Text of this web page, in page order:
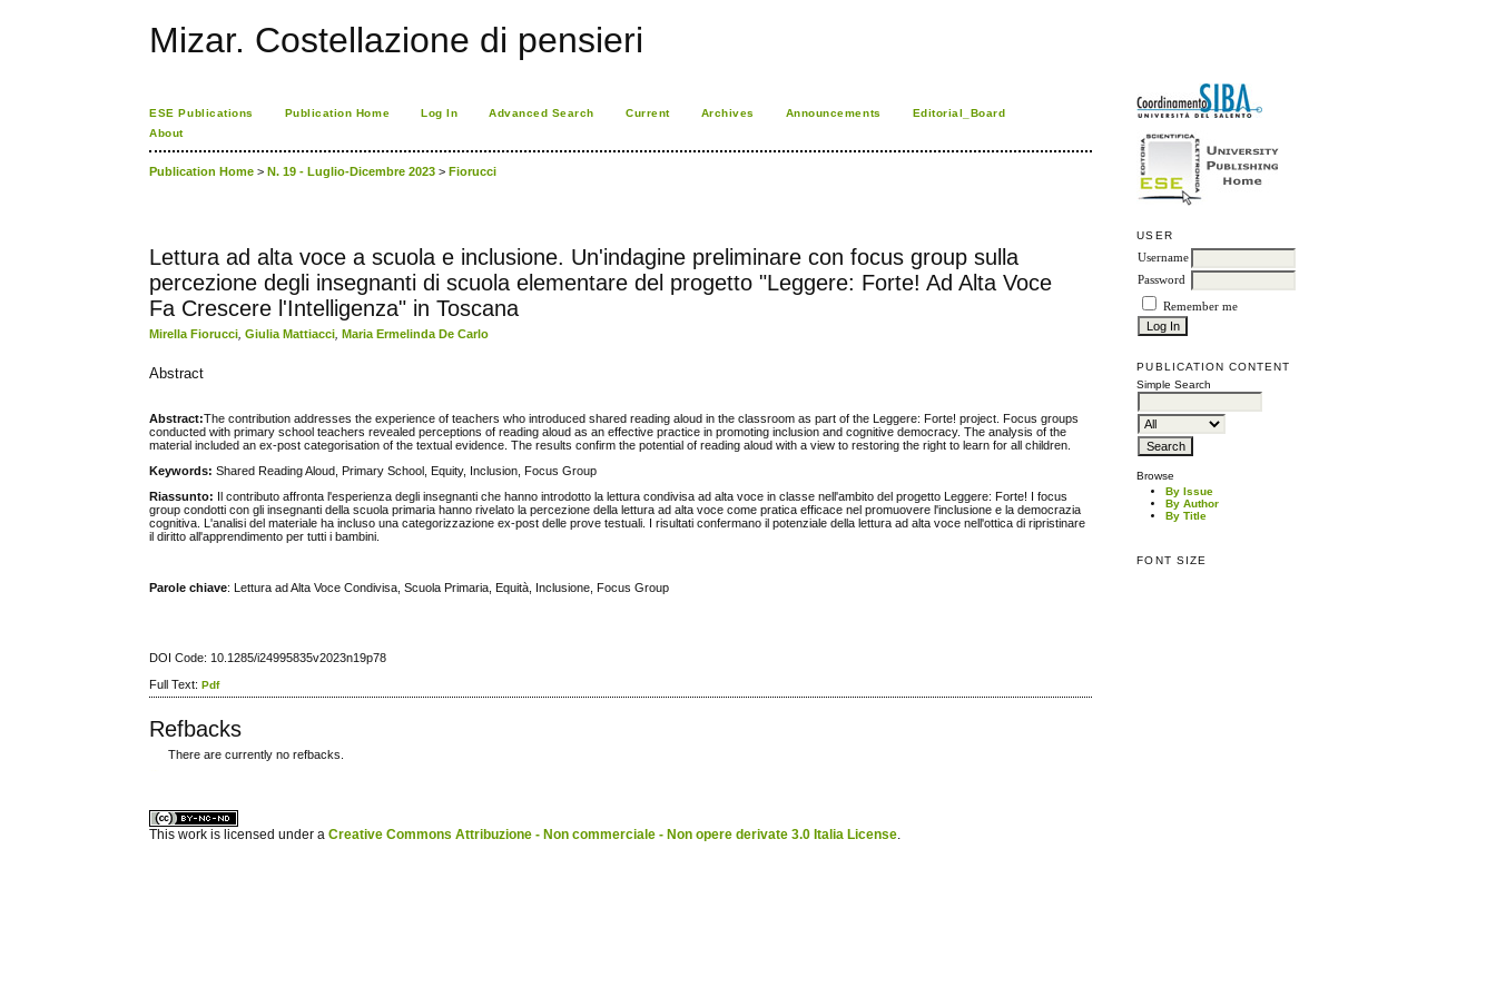
Mizar. Costellazione di pensieri
USER
Username
Password
Remember me
PUBLICATION CONTENT
Simple Search
Browse
By Issue
By Author
By Title
FONT SIZE
ESE Publications Publication Home Log In Advanced Search Current Archives Announcements
Editorial_Board
About
Publication Home >N. 19 - Luglio-Dicembre 2023 >Fiorucci
Lettura ad alta voce a scuola e inclusione. Un'indagine preliminare con focus group sulla
percezione degli insegnanti di scuola elementare del progetto "Leggere: Forte! Ad Alta Voce
Fa Crescere l'Intelligenza" in Toscana
Mirella Fiorucci ,Giulia Mattiacci ,Maria Ermelinda De Carlo
Abstract
Abstract:The contribution addresses the experience of teachers who introduced shared reading aloud in the classroom as part of the Leggere: Forte! project. Focus groups
conducted with primary school teachers revealed perceptions of reading aloud as an effective practice in promoting inclusion and cognitive democracy. The analysis of the
material included an ex-post categorisation of the textual evidence. The results confirm the potential of reading aloud with a view to restoring the right to learn for all children.
Keywords: Shared Reading Aloud, Primary School, Equity, Inclusion, Focus Group
Riassunto: Il contributo affronta l'esperienza degli insegnanti che hanno introdotto la lettura condivisa ad alta voce in classe nell'ambito del progetto Leggere: Forte! I focus
group condotti con gli insegnanti della scuola primaria hanno rivelato la percezione della lettura ad alta voce come pratica efficace nel promuovere l'inclusione e la democrazia
cognitiva. L'analisi del materiale ha incluso una categorizzazione ex-post delle prove testuali. I risultati confermano il potenziale della lettura ad alta voce nell'ottica di ripristinare
il diritto all'apprendimento per tutti i bambini.
Parole chiave: Lettura ad Alta Voce Condivisa, Scuola Primaria, Equità, Inclusione, Focus Group
DOI Code: 10.1285/i24995835v2023n19p78
Full Text:Pdf
Refbacks
There are currently no refbacks.
This work is licensed under aCreative Commons Attribuzione - Non commerciale - Non opere derivate 3.0 Italia License.